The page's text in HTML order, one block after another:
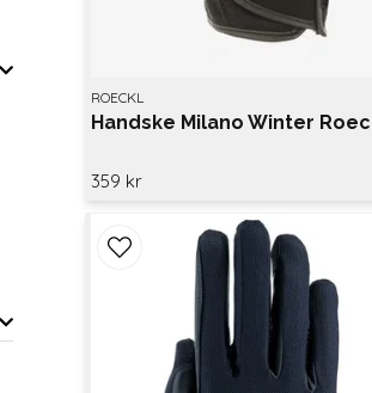
ROECKL
Handske Milano Winter
359 kr